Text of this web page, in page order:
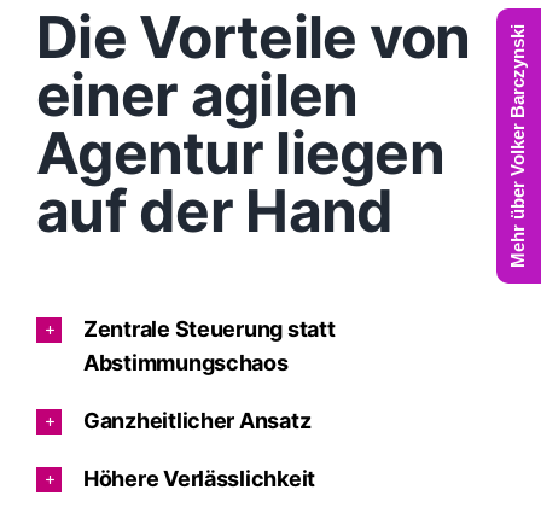
Die Vorteile von
einer agilen
Agentur liegen
auf der Hand
Zentrale Steuerung statt
Abstimmungschaos
Ganzheitlicher Ansatz
Höhere Verlässlichkeit
Mehr über Volker Barczynski